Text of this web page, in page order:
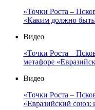
«Точки Роста –
«Каким должно быть
Видео
«Точки Роста –
метафоре
Видео
«Точки Роста –
«Евразийский союз: